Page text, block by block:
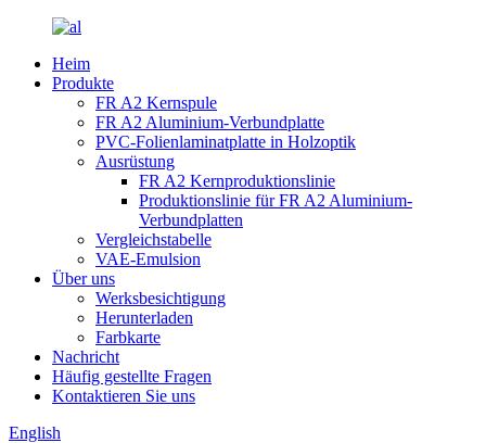
Heim
Produkte
FR A2 Kernspule
FR A2 Aluminium-Verbundplatte
PVC-Folienlaminatplatte in Holzoptik
Ausrüstung
FR A2 Kernproduktionslinie
Produktionslinie für FR A2 Aluminium-
Verbundplatten
Vergleichstabelle
VAE-Emulsion
Über uns
Werksbesichtigung
Herunterladen
Farbkarte
Nachricht
Häufig gestellte Fragen
Kontaktieren Sie uns
English